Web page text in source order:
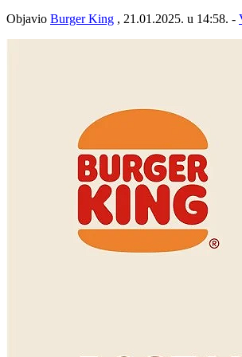
Objavio Burger King , 21.01.2025. u 14:58. -